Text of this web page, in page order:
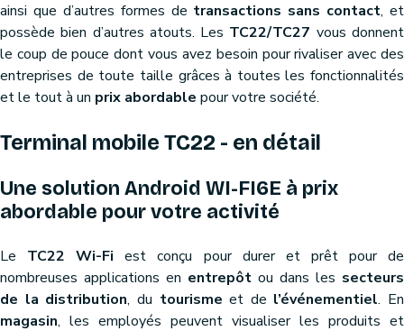
ainsi que d’autres formes de transactions sans contact, et
possède bien d’autres atouts. Les TC22/TC27 vous donnent
le coup de pouce dont vous avez besoin pour rivaliser avec des
entreprises de toute taille grâces à toutes les fonctionnalités
et le tout à un prix abordable pour votre société.
Terminal mobile TC22 - en détail
Une solution Android WI-FI6E à prix
abordable pour votre activité
Le TC22 Wi-Fi est conçu pour durer et prêt pour de
nombreuses applications en entrepôt ou dans les secteurs
de la distribution, du tourisme et de l’événementiel. En
magasin, les employés peuvent visualiser les produits et